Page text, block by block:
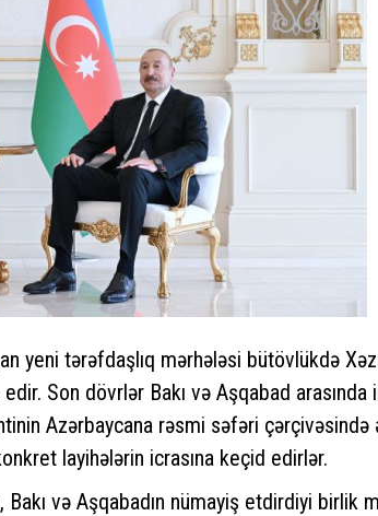
yeni tərəfdaşlıq mərhələsi bütövlükdə
Son dövrlər Bakı və Aşqabad
Azərbaycana rəsmi səfəri çərçivəsində
layihələrin icrasına keçid edirlər.
və Aşqabadın nümayiş etdirdiyi birlik